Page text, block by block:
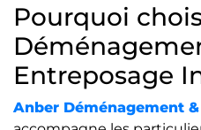
Pourquoi
Entreposage
Anber Déménagement